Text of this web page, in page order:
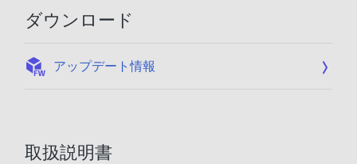
ダウンロード
アップデート情報
取扱説明書